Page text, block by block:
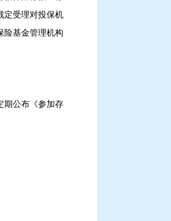
定受理对投保机
险基金管理机构
期公布《参加存